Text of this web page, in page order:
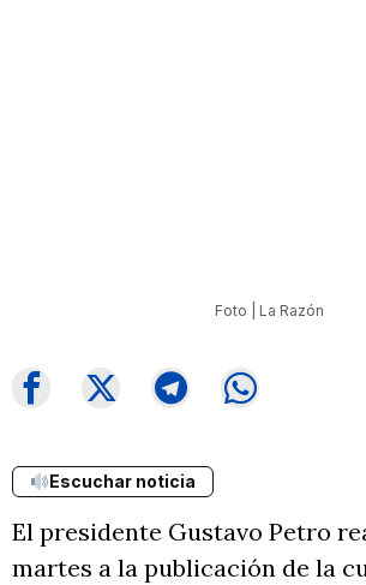
Foto | La Razón
Escuchar noticia
El presidente Gustavo Petro
martes a la publicación de la